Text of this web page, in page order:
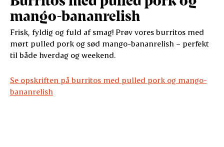
mango-bananrelish
Frisk, fyldig og fuld af smag! Prøv vores burritos med
mørt pulled pork og sød mango-bananrelish – perfekt
til både hverdag og weekend.
Se opskriften på burritos med pulled pork og mango-
bananrelish